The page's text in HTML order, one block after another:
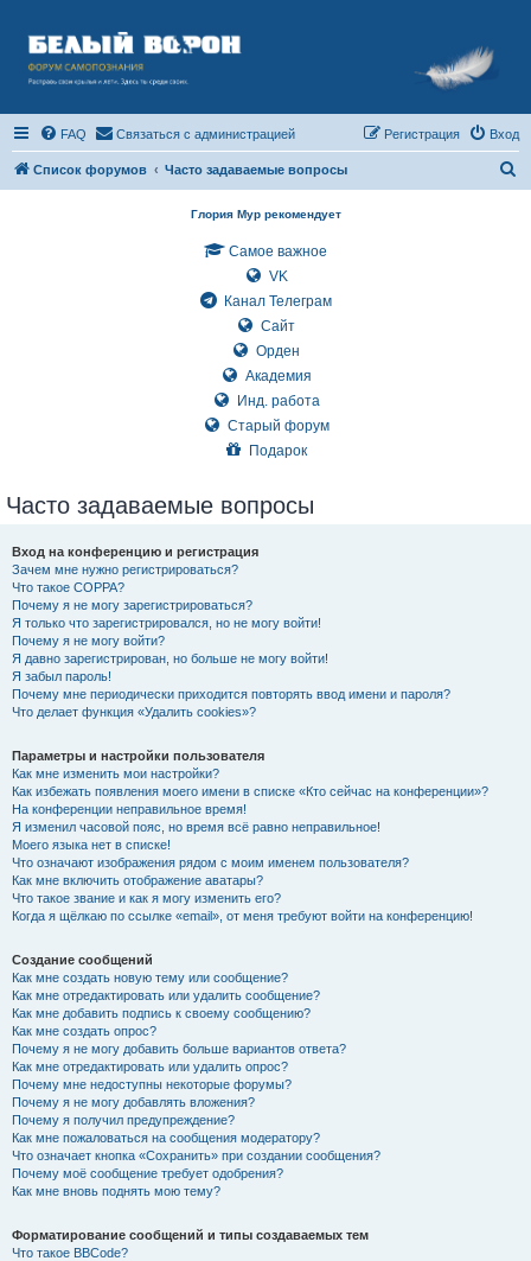
FAQ Связаться с администрацией Вход
Регистрация
Список форумов Часто задаваемые вопросы
Глория Мур рекомендует
Самое важное
VK
Канал Телеграм
Сайт
Орден
Академия
Инд. работа
Старый форум
Подарок
Часто задаваемые вопросы
Вход на конференцию и регистрация
Зачем мне нужно регистрироваться?
Что такое COPPA?
Почему я не могу зарегистрироваться?
Я только что зарегистрировался, но не могу войти!
Почему я не могу войти?
Я давно зарегистрирован, но больше не могу войти!
Я забыл пароль!
Почему мне периодически приходится повторять ввод имени и пароля?
Что делает функция «Удалить cookies»?
Параметры и настройки пользователя
Как мне изменить мои настройки?
Как избежать появления моего имени в списке «Кто сейчас на конференции»?
На конференции неправильное время!
Я изменил часовой пояс, но время всё равно неправильное!
Моего языка нет в списке!
Что означают изображения рядом с моим именем пользователя?
Как мне включить отображение аватары?
Что такое звание и как я могу изменить его?
Когда я щёлкаю по ссылке «email», от меня требуют войти на конференцию!
Создание сообщений
Как мне создать новую тему или сообщение?
Как мне отредактировать или удалить сообщение?
Как мне добавить подпись к своему сообщению?
Как мне создать опрос?
Почему я не могу добавить больше вариантов ответа?
Как мне отредактировать или удалить опрос?
Почему мне недоступны некоторые форумы?
Почему я не могу добавлять вложения?
Почему я получил предупреждение?
Как мне пожаловаться на сообщения модератору?
Что означает кнопка «Сохранить» при создании сообщения?
Почему моё сообщение требует одобрения?
Как мне вновь поднять мою тему?
Форматирование сообщений и типы создаваемых тем
Что такое BBCode?